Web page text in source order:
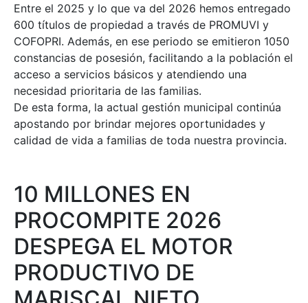
Entre el 2025 y lo que va del 2026 hemos entregado
600 títulos de propiedad a través de PROMUVI y
COFOPRI. Además, en ese periodo se emitieron 1050
constancias de posesión, facilitando a la población el
acceso a servicios básicos y atendiendo una
necesidad prioritaria de las familias.
De esta forma, la actual gestión municipal continúa
apostando por brindar mejores oportunidades y
calidad de vida a familias de toda nuestra provincia.
10 MILLONES EN
PROCOMPITE 2026
DESPEGA EL MOTOR
PRODUCTIVO DE